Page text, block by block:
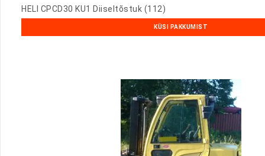
HELI CPCD30 KU1 Diiseltõstuk (112)
KÜSI PAKKUMIST